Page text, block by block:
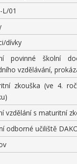
L/01
dívky
povinné školní
vzdělávání,
zkouška (ve 4.
vzdělání s maturitní
odborné učiliště